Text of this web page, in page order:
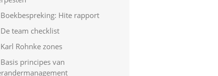
Boekbespreking: Hite rapport
De team checklist
Karl Rohnke zones
Basis principes van